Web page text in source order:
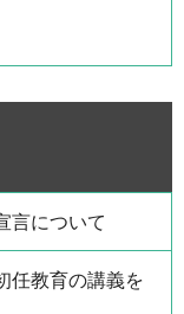
言について
任教育の講義を